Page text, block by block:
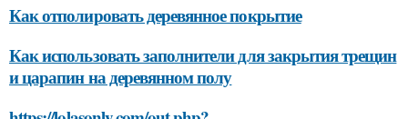
Как отполировать деревянное покрытие
Как использовать заполнители для закрытия трещин
и царапин на деревянном полу